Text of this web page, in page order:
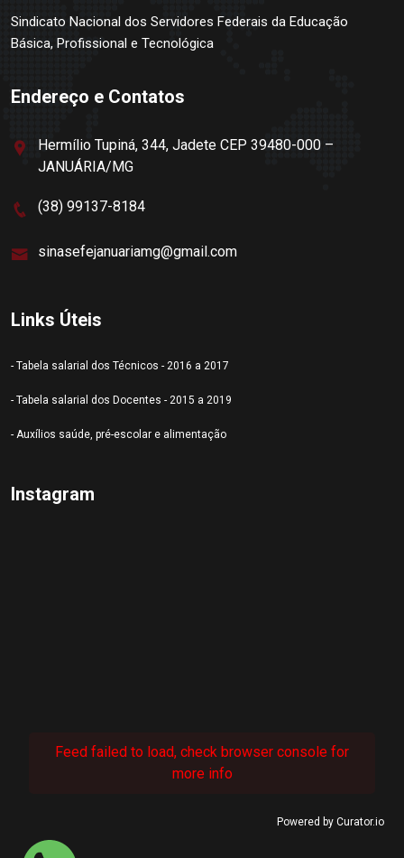
Sindicato Nacional dos Servidores Federais da Educação
Básica, Profissional e Tecnológica
Endereço e Contatos
Hermílio Tupiná, 344, Jadete CEP 39480-000 –
JANUÁRIA/MG
(38) 99137-8184
sinasefejanuariamg@gmail.com
Links Úteis
- Tabela salarial dos Técnicos - 2016 a 2017
- Tabela salarial dos Docentes - 2015 a 2019
- Auxílios saúde, pré-escolar e alimentação
Instagram
Feed failed to load, check browser console for
more info
Powered by Curator.io